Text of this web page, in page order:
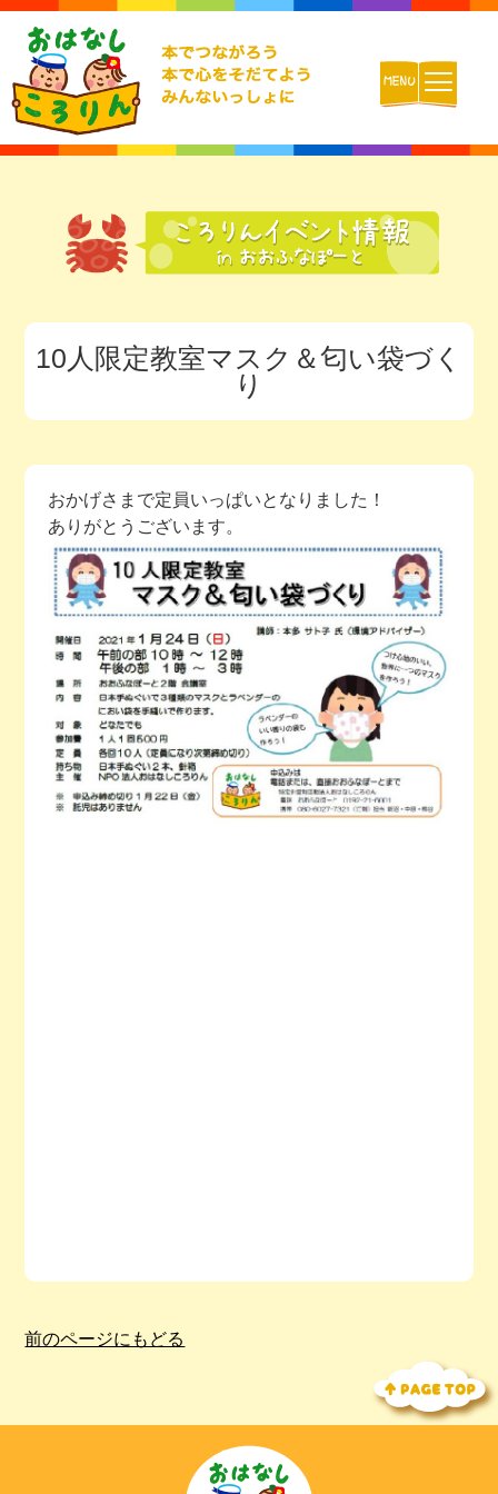
おはなしころりんとは
チームの紹介
活動報告ブログ
活動場所のご案内
ファンクラブのご案内
お問い合わせ
10人限定教室マスク＆匂い袋づく
り
おかげさまで定員いっぱいとなりました！
ありがとうございます。
前のページにもどる